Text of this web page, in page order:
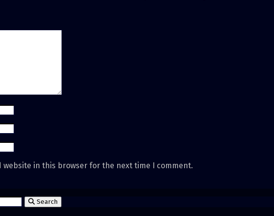
website in this browser for the next time I comment.
Search